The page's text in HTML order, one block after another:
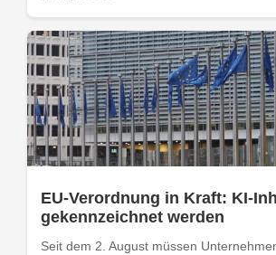
EU-Verordnung in Kraft: KI-
gekennzeichnet werden
Seit dem 2. August müssen